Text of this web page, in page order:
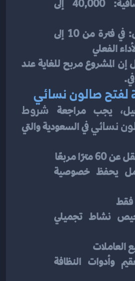
لفتح صالون نسائي
يجب مراجعة
نسائي
مربعًا
فاصل داخلي كامل يحفظ خصوصية
فقط
العاملات
توفير أجهزة التعقيم وأدوات النظافة